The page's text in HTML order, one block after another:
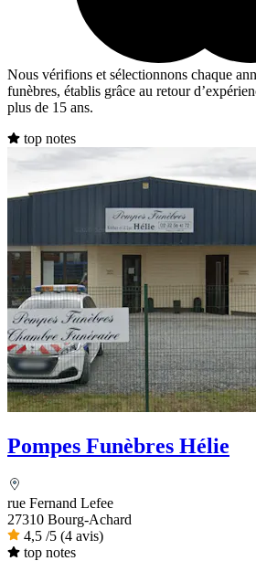
Nous vérifions et sélectionnons chaque
funèbres, établis grâce au retour
plus de 15 ans.
top notes
Pompes Funèbres Hélie
rue Fernand Lefee
27310 Bourg-Achard
4,5 /5 (4 avis)
top notes